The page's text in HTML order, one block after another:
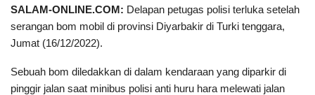
SALAM-ONLINE.COM: Delapan petugas polisi terluka setelah
serangan bom mobil di provinsi Diyarbakir di Turki tenggara,
Jumat (16/12/2022).
Sebuah bom diledakkan di dalam kendaraan yang diparkir di
pinggir jalan saat minibus polisi anti huru hara melewati jalan